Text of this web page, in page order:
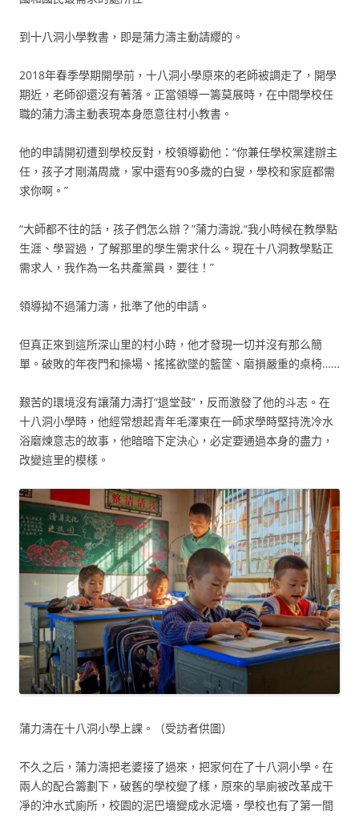
到十八洞小學教書，即是蒲力濤主動請纓的。
2018年春季學期開學前，十八洞小學原來的老師被調走了，開學
期近，老師卻還沒有著落。正當領導一籌莫展時，在中間學校任
職的蒲力濤主動表現本身愿意往村小教書。
他的申請開初遭到學校反對，校領導勸他：“你兼任學校黨建辦主
任，孩子才剛滿周歲，家中還有90多歲的白叟，學校和家庭都需
求你啊。”
“大師都不往的話，孩子們怎么辦？”蒲力濤說,“我小時候在教學點
生涯、學習過，了解那里的學生需求什么。現在十八洞教學點正
需求人，我作為一名共產黨員，要往！”
領導拗不過蒲力濤，批準了他的申請。
但真正來到這所深山里的村小時，他才發現一切并沒有那么簡
單。破敗的年夜門和操場、搖搖欲墜的籃筐、磨損嚴重的桌椅……
艱苦的環境沒有讓蒲力濤打“退堂鼓”，反而激發了他的斗志。在
十八洞小學時，他經常想起青年毛澤東在一師求學時堅持洗冷水
浴磨煉意志的故事，他暗暗下定決心，必定要通過本身的盡力，
改變這里的模樣。
蒲力濤在十八洞小學上課。（受訪者供圖）
不久之后，蒲力濤把老婆接了過來，把家何在了十八洞小學。在
兩人的配合籌劃下，破舊的學校變了樣，原來的旱廁被改革成干
凈的沖水式廁所，校園的泥巴墻變成水泥墻，學校也有了第一間